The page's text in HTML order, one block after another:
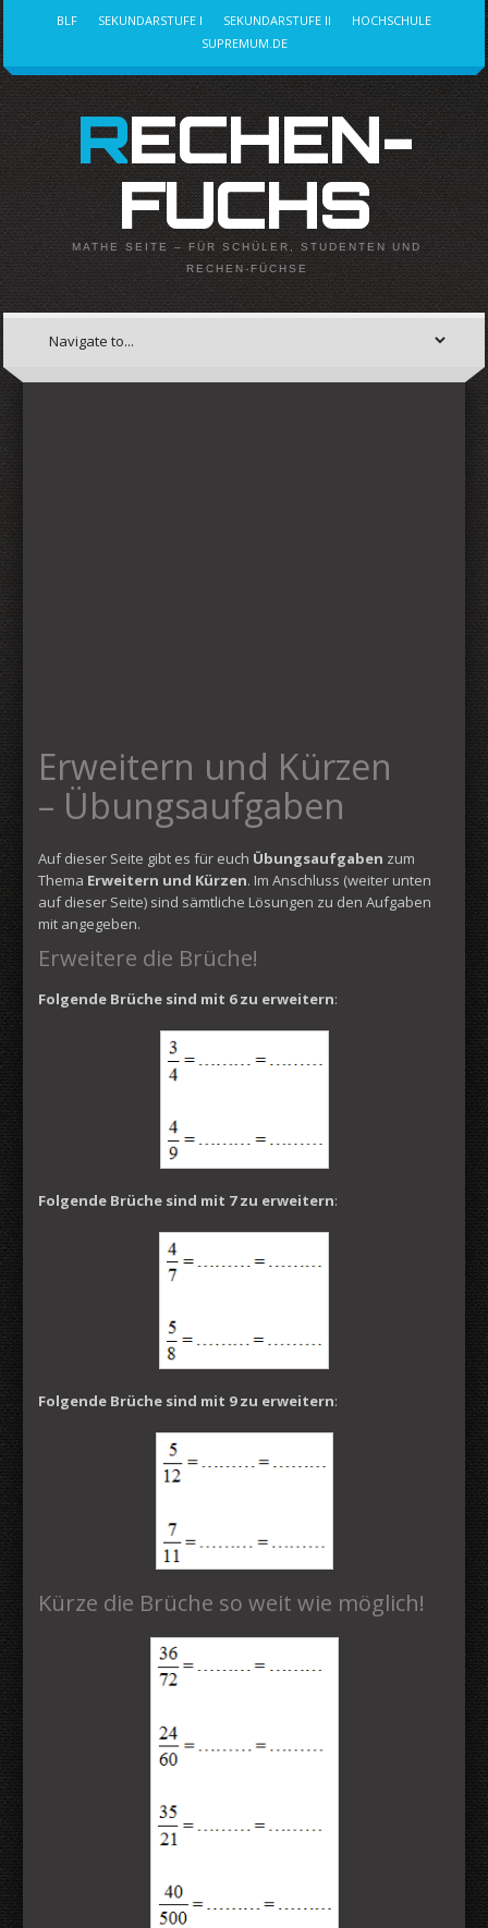
BLF SEKUNDARSTUFE I SEKUNDARSTUFE II
HOCHSCHULE
SUPREMUM.DE
RECHEN-
FUCHS
MATHE SEITE – FÜR SCHÜLER, STUDENTEN UND
RECHEN-FÜCHSE
Erweitern und Kürzen
– Übungsaufgaben
Auf dieser Seite gibt es für euch Übungsaufgaben zum
Thema Erweitern und Kürzen. Im Anschluss (weiter unten
auf dieser Seite) sind sämtliche Lösungen zu den Aufgaben
mit angegeben.
Erweitere die Brüche!
Folgende Brüche sind mit 6 zu erweitern:
Folgende Brüche sind mit 7 zu erweitern:
Folgende Brüche sind mit 9 zu erweitern:
Kürze die Brüche so weit wie möglich!